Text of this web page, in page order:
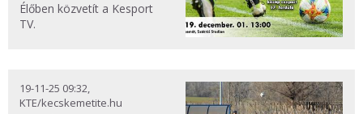
Élőben közvetít a Kesport
TV.
19-11-25 09:32,
KTE/kecskemetite.hu